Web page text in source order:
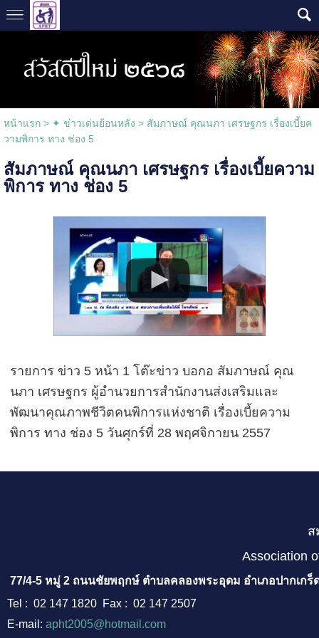
หน้าแรก> ✦ ข่าวเด่นย้อนหลัง > สัมภาษณ์ คุณนภา เศรษฐกร เรื่องเบี้ยค
วามพิการ ทาง ช่อง 5
สัมภาษณ์ คุณนภา เศรษฐกร เรื่องเบี้ยความ
พิการ ทาง ช่อง 5
รายการ ข่าว 5 หน้า 1 โต๊ะข่าว บอกอ สัมภาษณ์ คุณ
นภา เศรษฐกร ผู้อำนวยการสำนักงานส่งเสริมและ
พัฒนาคุณภาพชีวิตคนพิการแห่งชาติ เรื่องเบี้ยความ
พิการ ทาง ช่อง 5 วันศุกร์ที่ 28 พฤศจิกายน 2557
ส
Association
77/4-5 หมู่ 2 ถนนชัยพฤกษ์ ตำบลคลองพระอุดม อำเภอปากเกร็
Tel : 02 147 1820 Fax : 02 147 2507
E-mail: apht2005@hotmail.com